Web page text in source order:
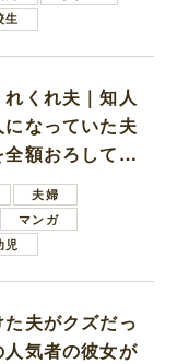
生
れくれ夫｜知人
なっていた夫
額おろしてほ
きた夫婦
マンガ
児
た夫がクズだっ
気者の彼女が